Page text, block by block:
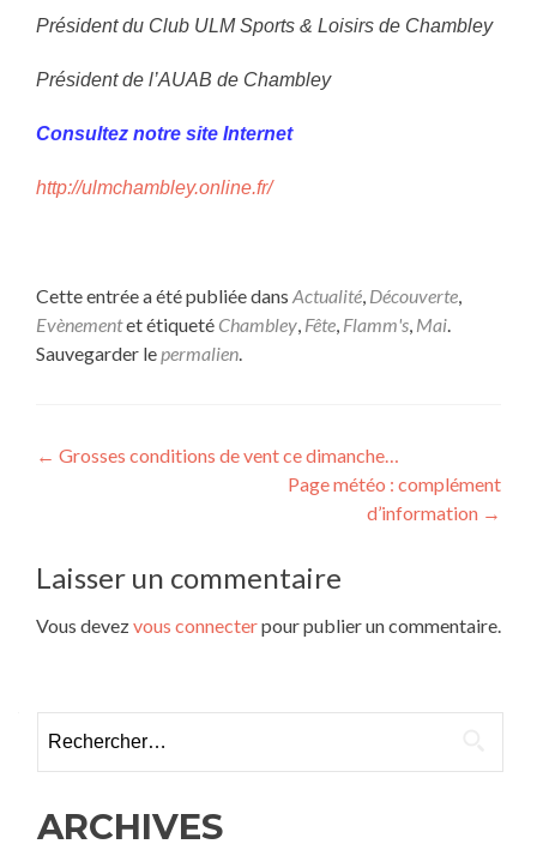
Président du Club ULM Sports & Loisirs de Chambley
Président de l’AUAB de Chambley
Consultez notre site Internet
http://ulmchambley.online.fr/
Cette entrée a été publiée dans Actualité, Découverte,
Evènementet étiqueté Chambley, Fête, Flamm's, Mai.
Sauvegarder lepermalien.
Navigation
← Grosses conditions de vent ce dimanche…
Page météo : complément
d’information →
Laisser un commentaire
Vous devezvous connecterpour publier un commentaire.
ARCHIVES